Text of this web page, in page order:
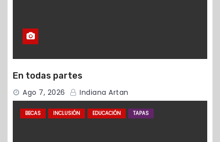
En todas partes
Ago 7, 2026 Indiana Artan
BECAS INCLUSIÓN EDUCACIÓN TAPAS